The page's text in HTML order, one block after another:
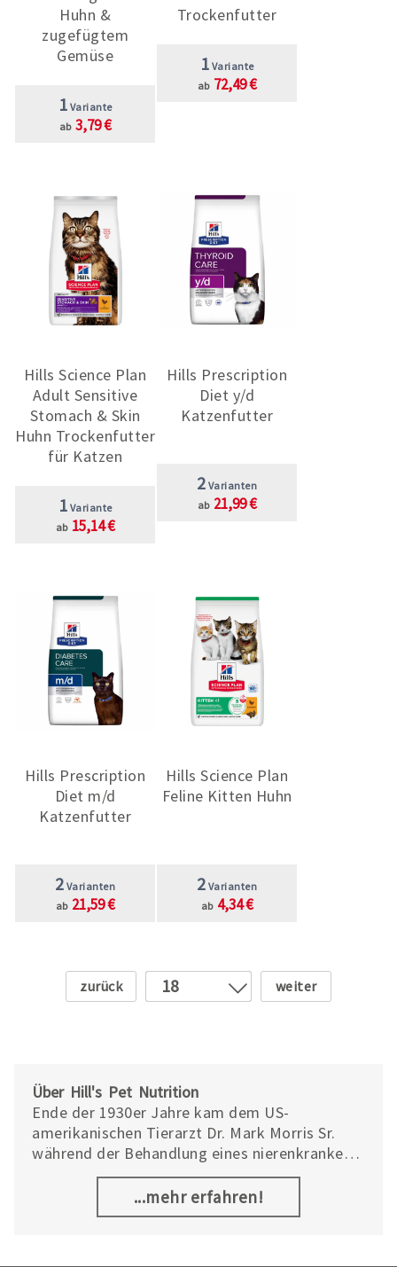
Huhn &
zugefügtem
Gemüse
1 Variante
ab 3,79 €
Trockenfutter
1 Variante
ab 72,49 €
Hills Science Plan
Adult Sensitive
Stomach & Skin
Huhn Trockenfutter
für Katzen
1 Variante
ab 15,14 €
Hills Prescription
Diet y/d
Katzenfutter
2 Varianten
ab 21,99 €
Hills Prescription
Diet m/d
Katzenfutter
2 Varianten
ab 21,59 €
Hills Science Plan
Feline Kitten Huhn
2 Varianten
ab 4,34 €
Zurück
4
5
6
7
8
9
18 Weiter
Über Hill's Pet Nutrition
Ende der 1930er Jahre kam dem US-
amerikanischen Tierarzt Dr. Mark Morris Sr.
während der Behandlung eines nierenkranken
Schäferhundes die Idee, Spezialfutter
...mehr erfahren!